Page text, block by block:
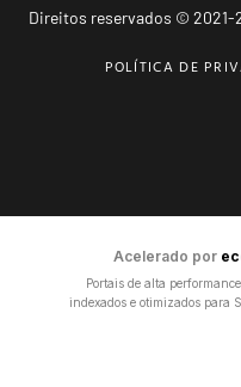
Direitos reservados © 2021-
POLÍTICA DE
Acelerado por
Portais de alta
indexados e otimizados para